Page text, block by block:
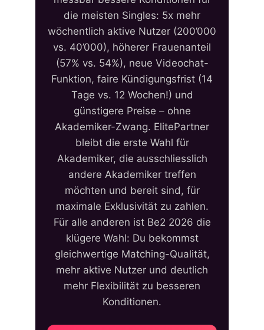
die meisten Singles: 5x mehr
wöchentlich aktive Nutzer (200’000
vs. 40’000), höherer Frauenanteil
(57% vs. 54%), neue Videochat-
Funktion, faire Kündigungsfrist (14
Tage vs. 12 Wochen!) und
günstigere Preise – ohne
Akademiker-Zwang. ElitePartner
bleibt die erste Wahl für
Akademiker, die ausschliesslich
andere Akademiker treffen
möchten und bereit sind, für
maximale Exklusivität zu zahlen.
Für alle anderen ist Be2 2026 die
klügere Wahl: Du bekommst
gleichwertige Matching-Qualität,
mehr aktive Nutzer und deutlich
mehr Flexibilität zu besseren
Konditionen.